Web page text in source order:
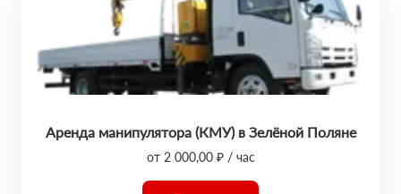
Аренда манипулятора (КМУ) в Зелёной Поляне
от 2 000,00 ₽ / час